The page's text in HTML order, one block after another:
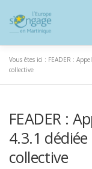
contenu
PROGRAMMES
JE SUIS
Vous êtes ici : FEADER :
collective
FEADER :
4.3.1
collective